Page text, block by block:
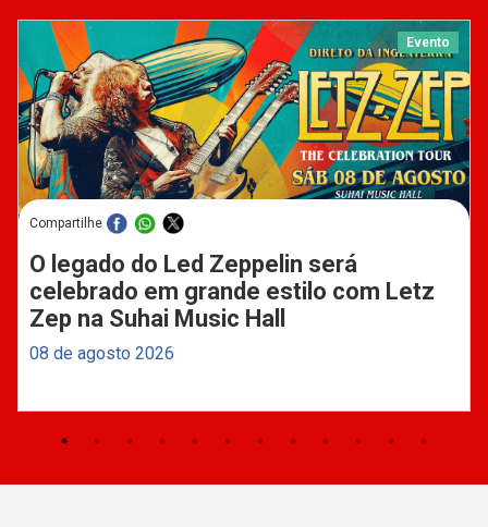
Evento
Compartilhe
O legado do Led Zeppelin será
celebrado em grande estilo com Letz
Zep na Suhai Music Hall
08 de agosto 2026